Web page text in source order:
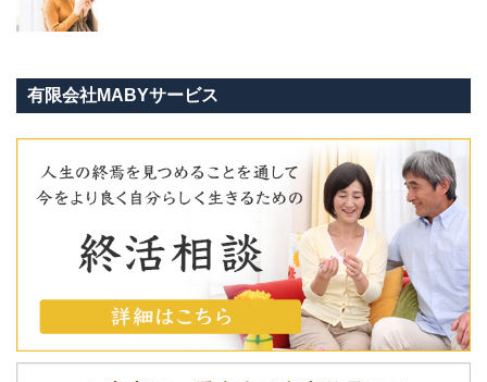
有限会社MABYサービス